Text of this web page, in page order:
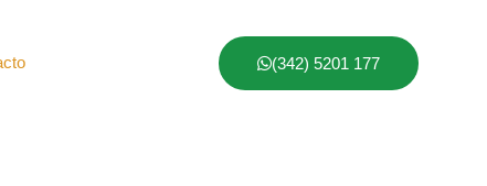
(342) 5201 177